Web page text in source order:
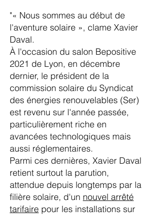
"« Nous sommes au début de
l'aventure solaire », clame Xavier
Daval.
À l'occasion du salon Bepositive
2021 de Lyon, en décembre
dernier, le président de la
commission solaire du Syndicat
des énergies renouvelables (Ser)
est revenu sur l'année passée,
particulièrement riche en
avancées technologiques mais
aussi réglementaires.
Parmi ces dernières, Xavier Daval
retient surtout la parution,
attendue depuis longtemps par la
filière solaire, d'un nouvel arrêté
tarifaire pour les installations sur